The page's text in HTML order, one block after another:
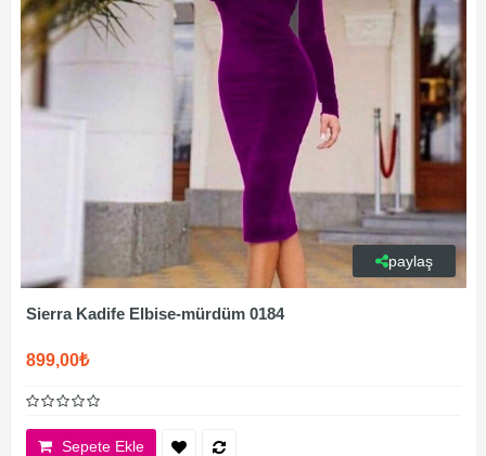
paylaş
Sierra Kadife Elbise-mürdüm 0184
899,00₺
Sepete Ekle